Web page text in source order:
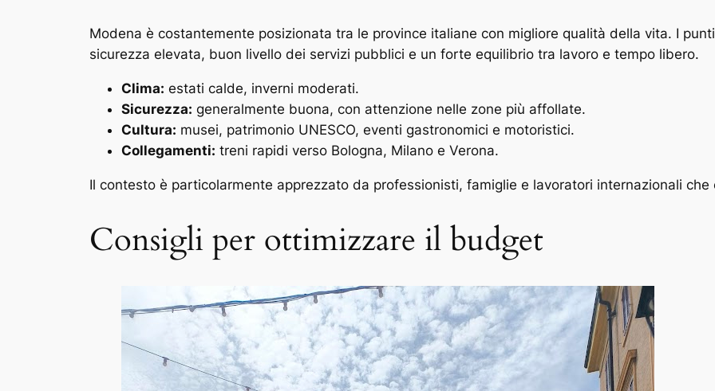
Modena è costantemente posizionata tra le province italiane con migliore qualità della vita. I
sicurezza elevata, buon livello dei servizi pubblici e un forte equilibrio tra lavoro e tempo libero.
Clima: estati calde, inverni moderati.
Sicurezza: generalmente buona, con attenzione nelle zone più affollate.
Cultura: musei, patrimonio UNESCO, eventi gastronomici e motoristici.
Collegamenti: treni rapidi verso Bologna, Milano e Verona.
Il contesto è particolarmente apprezzato da professionisti, famiglie e lavoratori internazionali
Consigli per ottimizzare il budget